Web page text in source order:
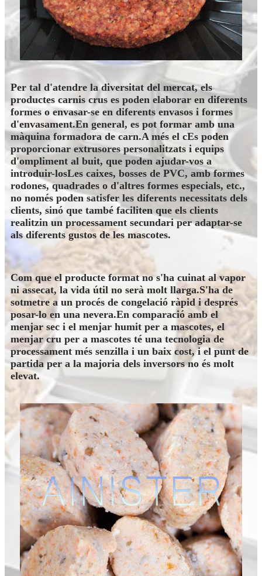
Per tal d'atendre la diversitat del mercat, els
productes carnis crus es poden elaborar en diferents
formes o envasar-se en diferents envasos i formes
d'envasament.En general, es pot formar amb una
màquina formadora de carn.A més el cEs poden
proporcionar extrusores personalitzats i equips
d'ompliment al buit, que poden ajudar-vos a
introduir-losLes caixes, bosses de PVC, amb formes
rodones, quadrades o d'altres formes especials, etc.,
no només poden satisfer les diferents necessitats dels
clients, sinó que també faciliten que els clients
realitzin un processament secundari per adaptar-se
als diferents gustos de les mascotes.
Com que el producte format no s'ha cuinat al vapor
ni assecat, la vida útil no serà molt llarga.S'ha de
sotmetre a un procés de congelació ràpid i després
posar-lo en una nevera.En comparació amb el
menjar sec i el menjar humit per a mascotes, el
menjar cru per a mascotes té una tecnologia de
processament més senzilla i un baix cost, i el punt de
partida per a la majoria dels inversors no és molt
elevat.